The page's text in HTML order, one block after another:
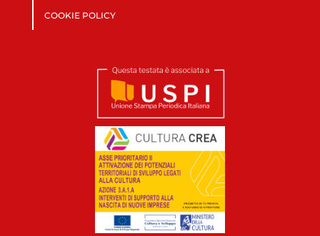
COOKIE POLICY